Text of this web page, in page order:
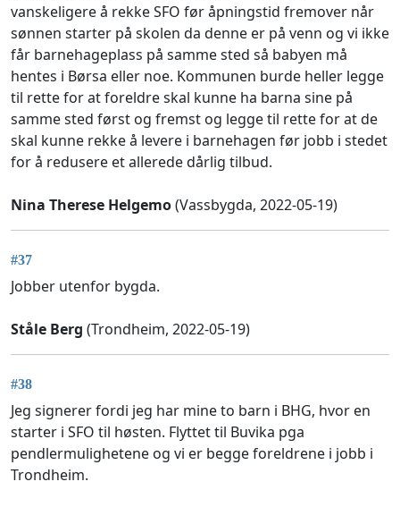
vanskeligere å rekke SFO før åpningstid fremover når
sønnen starter på skolen da denne er på venn og vi ikke
får barnehageplass på samme sted så babyen må
hentes i Børsa eller noe. Kommunen burde heller legge
til rette for at foreldre skal kunne ha barna sine på
samme sted først og fremst og legge til rette for at de
skal kunne rekke å levere i barnehagen før jobb i stedet
for å redusere et allerede dårlig tilbud.
Nina Therese Helgemo(Vassbygda, 2022-05-19)
#37
Jobber utenfor bygda.
Ståle Berg (Trondheim, 2022-05-19)
#38
Jeg signerer fordi jeg har mine to barn i BHG, hvor en
starter i SFO til høsten. Flyttet til Buvika pga
pendlermulighetene og vi er begge foreldrene i jobb i
Trondheim.